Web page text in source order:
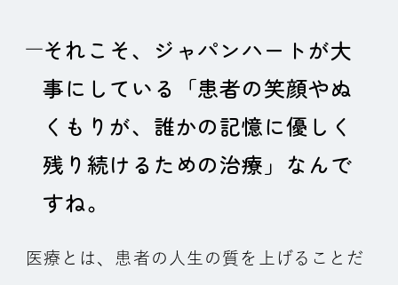
それこそ、ジャパンハートが大
事にしている「患者の笑顔やぬ
くもりが、誰かの記憶に優しく
残り続けるための治療」なんで
すね。
医療とは、患者の人生の質を上げることだ